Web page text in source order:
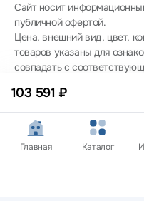
103 591 ₽
Сайт носит
публичной офертой.
Цена, внешний вид, цвет,
товаров указаны для
совпадать с
товаров - уточняйте
оформлении заказа.
Политика
© 2012 —
Главная Каталог